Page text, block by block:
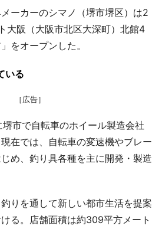
ーカーのシマノ（堺市堺区）は2
大阪（大阪市北区大深町）北館4
をオープンした。
いる
［広告］
市で自転車のホイール製造会社
在では、自転車の変速機やブレー
め、釣り具各種を主に開発・製造
りを通して新しい都市生活を提案
る。店舗面積は約309平方メート